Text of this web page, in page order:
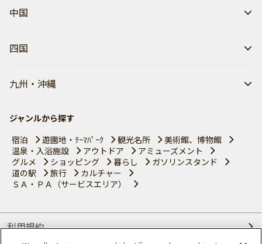
中国
四国
九州・沖縄
ジャンルから探す
宿泊
遊園地・ﾃｰﾏﾊﾟｰｸ 観光名所
美術館、博物館
温泉・入浴施設
アウトドア
アミューズメント
グルメ
ショッピング 暮らし
ガソリンスタンド
道の駅
旅行
カルチャー
ＳＡ・ＰＡ（サービスエリア）
利用規約